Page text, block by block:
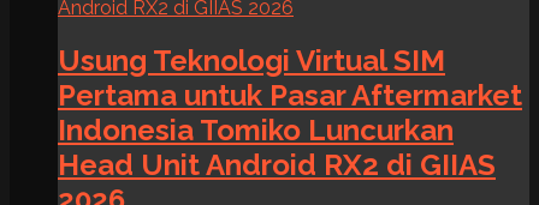
Usung Teknologi Virtual SIM
Pertama untuk Pasar Aftermarket
Indonesia Tomiko Luncurkan
Head Unit Android RX2 di GIIAS